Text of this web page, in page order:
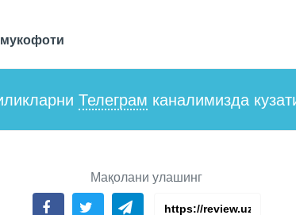
Телеграм каналимизда
Мақолани улашинг